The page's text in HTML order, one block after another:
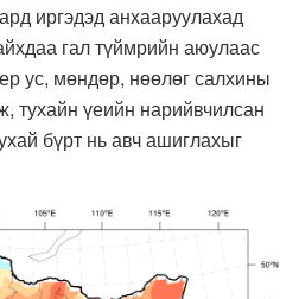
иргэдэд анхааруулахад
гал түймрийн аюулаас
ус, мөндөр, нөөлөг салхины
тухайн үеийн нарийвчилсан
бүрт нь авч ашиглахыг